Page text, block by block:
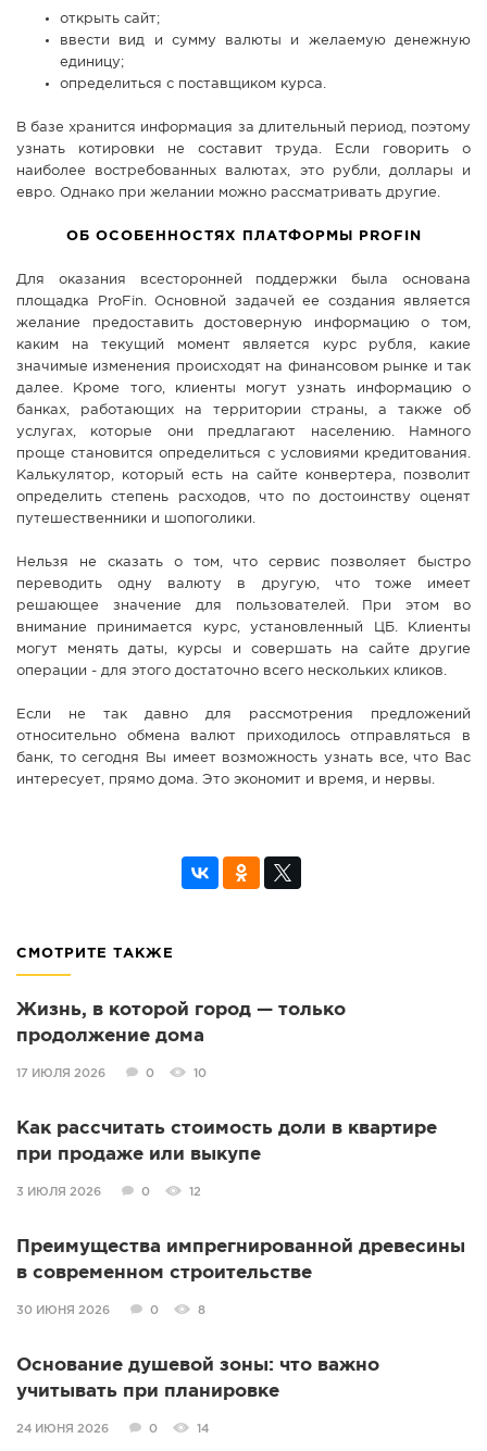
открыть сайт;
ввести вид и сумму валюты и желаемую денежную
единицу;
определиться с поставщиком курса.
В базе хранится информация за длительный период, поэтому
узнать котировки не составит труда. Если говорить о
наиболее востребованных валютах, это рубли, доллары и
евро. Однако при желании можно рассматривать другие.
ОБ ОСОБЕННОСТЯХ ПЛАТФОРМЫ PROFIN
Для оказания всесторонней поддержки была основана
площадка ProFin. Основной задачей ее создания является
желание предоставить достоверную информацию о том,
каким на текущий момент является курс рубля, какие
значимые изменения происходят на финансовом рынке и так
далее. Кроме того, клиенты могут узнать информацию о
банках, работающих на территории страны, а также об
услугах, которые они предлагают населению. Намного
проще становится определиться с условиями кредитования.
Калькулятор, который есть на сайте конвертера, позволит
определить степень расходов, что по достоинству оценят
путешественники и шопоголики.
Нельзя не сказать о том, что сервис позволяет быстро
переводить одну валюту в другую, что тоже имеет
решающее значение для пользователей. При этом во
внимание принимается курс, установленный ЦБ. Клиенты
могут менять даты, курсы и совершать на сайте другие
операции - для этого достаточно всего нескольких кликов.
Если не так давно для рассмотрения предложений
относительно обмена валют приходилось отправляться в
банк, то сегодня Вы имеет возможность узнать все, что Вас
интересует, прямо дома. Это экономит и время, и нервы.
СМОТРИТЕ ТАКЖЕ
Жизнь, в которой город — только
продолжение дома
17 ИЮЛЯ 2026 0 10
Как рассчитать стоимость доли в квартире
при продаже или выкупе
3 ИЮЛЯ 2026 0 12
Преимущества импрегнированной древесины
в современном строительстве
30 ИЮНЯ 2026 0 8
Основание душевой зоны: что важно
учитывать при планировке
24 ИЮНЯ 2026 0 14